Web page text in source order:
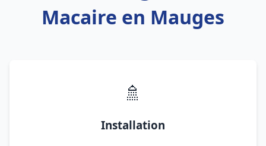
Macaire en Mauges
🚿
Installation